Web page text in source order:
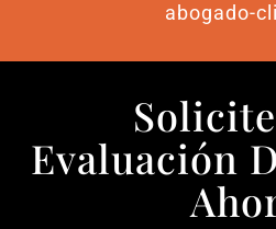
abogado-
Evaluación